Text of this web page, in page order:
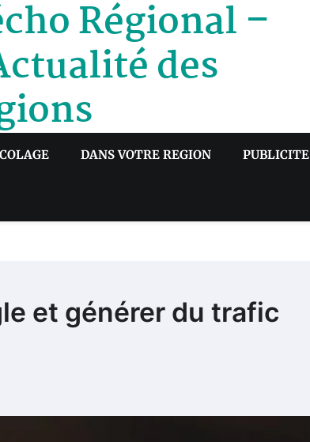
Régional –
des
DANS VOTRE REGION PUBLICITE
et générer du trafic